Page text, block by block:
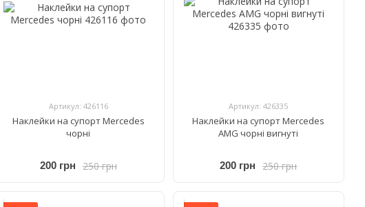
Артикул: 426116
Наклейки на супорт Mercedes
чорні
250 грн
200 грн
Артикул: 426335
Наклейки на супорт Mercedes
AMG чорні вигнуті
250 грн
200 грн